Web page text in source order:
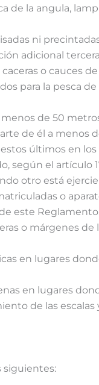
de la angula,
ni
adicional
o cauces
para la pesca
de 50
de él a menos
últimos en
según el artículo
otro está
o
este
o márgenes
en lugares
en lugares
de las escalas
siguientes: